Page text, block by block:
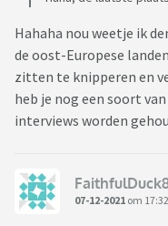
Hahaha nou weetje ik
de oost-Europese
zitten te knipperen en
heb je nog een soort van
interviews worden
07-12-2021 om 17:32